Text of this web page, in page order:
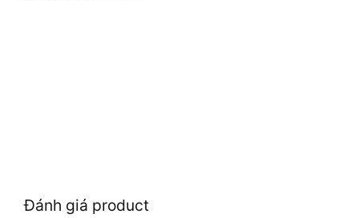
Đánh giá product